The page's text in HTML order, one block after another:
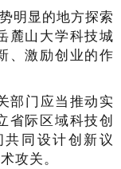
明显的地方探索
麓山大学科技城
、激励创业的作
部门应当推动实
省际区域科技创
同设计创新议
攻关。